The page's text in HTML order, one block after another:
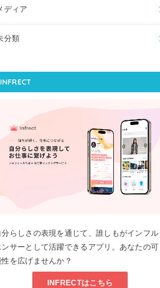
ディア
分類
INFRECT
分らしさの表現を通じて、誰しもがインフル
ンサーとして活躍できるアプリ。あなたの可
性を広げませんか？
INFRECTはこちら